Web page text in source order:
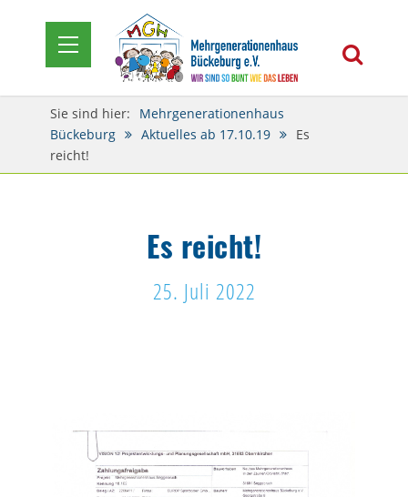
Sie sind hier:
Mehrgenerationenhaus
Bückeburg
Aktuelles ab 17.10.19
Es
reicht!
Es reicht!
25. Juli 2022